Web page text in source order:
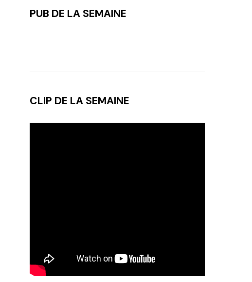
PUB DE LA SEMAINE
CLIP DE LA SEMAINE